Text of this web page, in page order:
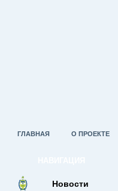
ГЛАВНАЯ О ПРОЕКТЕ
Новости